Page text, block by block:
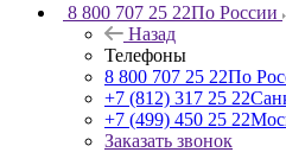
8 800 707 25 22По России
Назад
Телефоны
8 800 707 25 22По
+7 (812) 317 25 22
+7 (499) 450 25 22
Заказать звонок